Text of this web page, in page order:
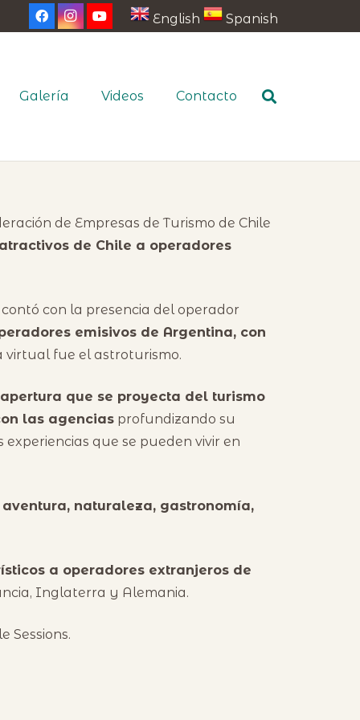
English Spanish
Galería Videos Contacto
de Empresas de Turismo de Chile
de Chile a operadores
con la presencia del operador
emisivos de Argentina, con
virtual fue el astroturismo.
que se proyecta del turismo
las agencias profundizando su
que se pueden vivir en
aventura, naturaleza, gastronomía,
a operadores extranjeros de
Inglaterra y Alemania.
Sessions.